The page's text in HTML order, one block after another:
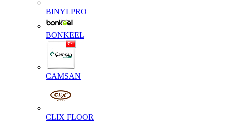
BINYLPRO
BONKEEL
CAMSAN
CLIX FLOOR